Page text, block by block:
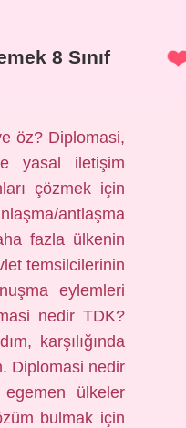
8 Sınıf
öz? Diplomasi,
yasal iletişim
çözmek için
antlaşma
fazla ülkenin
temsilcilerinin
eylemleri
nedir TDK?
karşılığında
Diplomasi nedir
ülkeler
bulmak için